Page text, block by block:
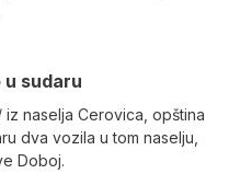
sudaru
iz naselja Cerovica, opština
dva vozila u tom naselju,
Doboj.